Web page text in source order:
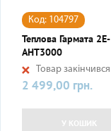
Код: 104797
Теплова Гармата 2E-
AHT3000
Товар закінчився
Ціна
2 499,00 грн.
У КОШИК